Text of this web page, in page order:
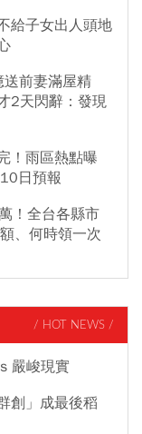
給子女出人頭地
前妻滿屋精
2天閃辭：發現
！雨區熱點曝
日預報
！全台各縣市
、何時領一次
/ HOT NEWS /
嚴峻現實
創」成最後稻